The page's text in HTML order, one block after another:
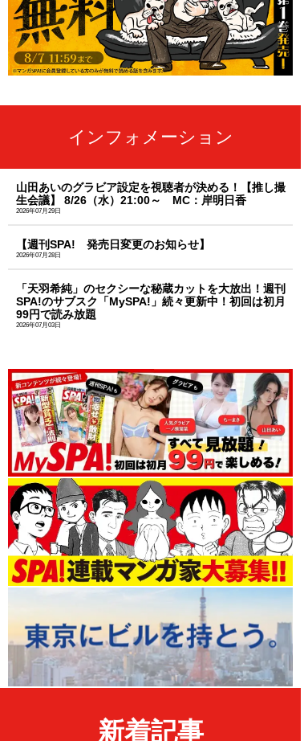
インフォメーション
山田あいのグラビア設定を視聴者が決める！【推し撮
生会議】 8/26（水）21:00～ MC：岸明日香
2026年07月29日
【週刊SPA! 発売日変更のお知らせ】
2026年07月28日
「天羽希純」のセクシーな秘蔵カットを大放出！週刊
SPA!のサブスク「MySPA!」続々更新中！初回は初月
99円で読み放題
2026年07月03日
新着記事